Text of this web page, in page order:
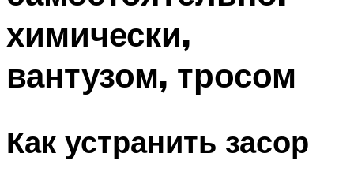
химически,
вантузом, тросом
Как устранить засор